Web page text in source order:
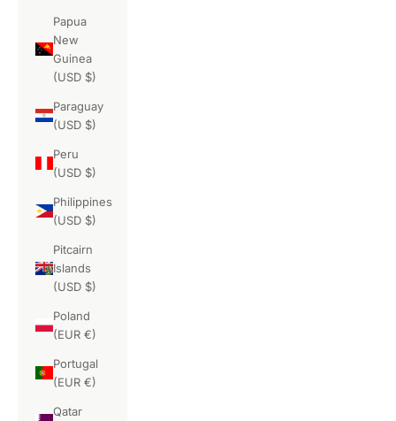
Papua
New
Guinea
(USD $)
Paraguay
(USD $)
Peru
(USD $)
Philippines
(USD $)
Pitcairn
Islands
(USD $)
Poland
(EUR €)
Portugal
(EUR €)
Qatar